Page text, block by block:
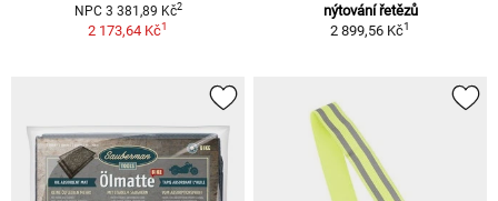
NPC 3 381,89 Kč2
2 173,64 Kč1
nýtování řetězů
2 899,56 Kč1